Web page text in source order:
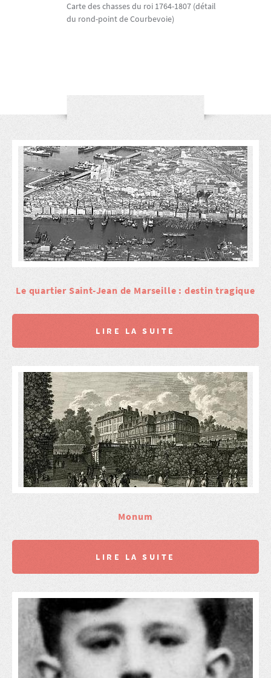
Carte des chasses du roi 1764-1807 (détail
du rond-point de Courbevoie)
Le quartier Saint-Jean de Marseille : destin tragique
LIRE LA SUITE
Monum
LIRE LA SUITE